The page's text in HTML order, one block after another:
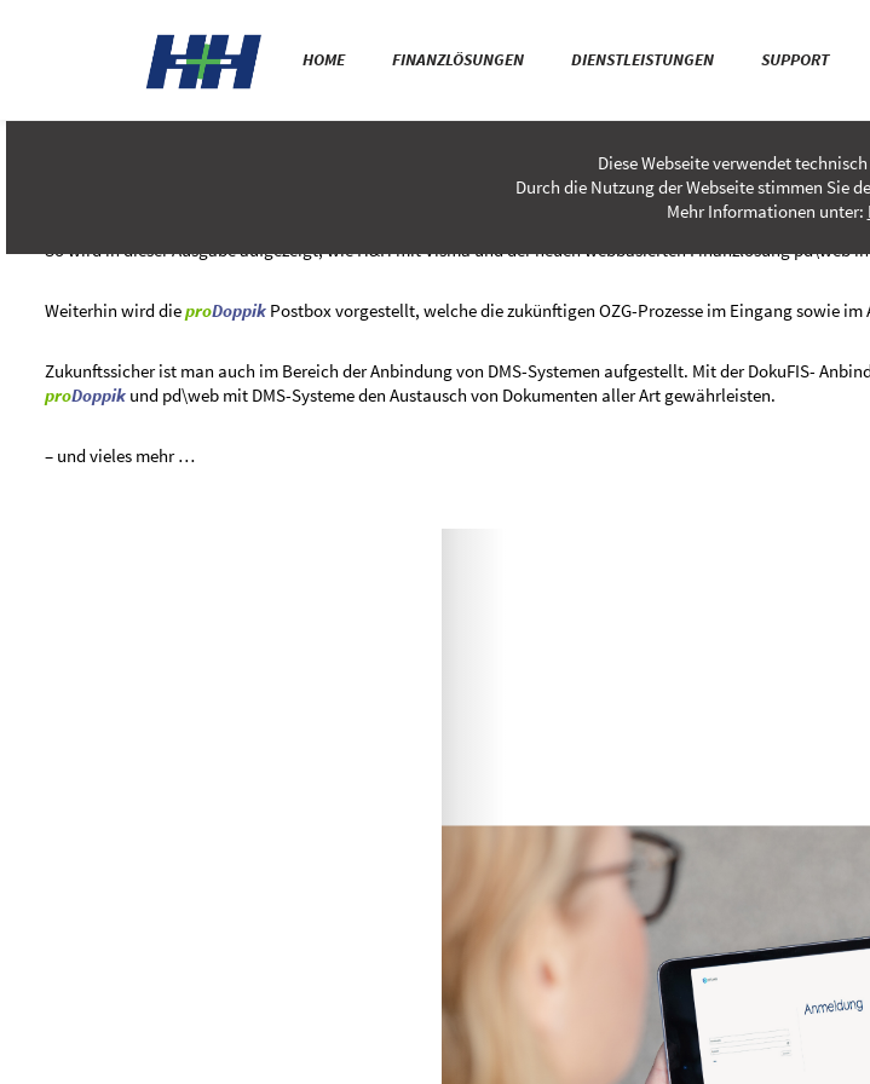
Diese Webseite verwendet
Durch die Nutzung der Webseite stimmen Sie
Mehr Informationen unter:
HOME FINANZLÖSUNGEN DIENSTLEISTUNGEN SUPPORT
H&H-NEWS 2022/23
, sowie Themen aus dem Bereich der Finanzverwaltung.
So wird in dieser Ausgabe aufgezeigt, wie H&H mit Visma und der neuen webbasierten Finanzlösung pd\web
Weiterhin wird dieproDoppik Postbox vorgestellt, welche die zukünftigen OZG-Prozesse im Eingang sowie
Zukunftssicher ist man auch im Bereich der Anbindung von DMS-Systemen aufgestellt. Mit der DokuFIS-
proDoppik und pd\web mit DMS-Systeme den Austausch von Dokumenten aller Art gewährleisten.
– und vieles mehr …